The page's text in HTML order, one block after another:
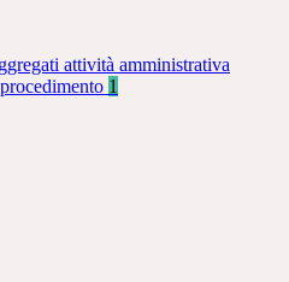
attività amministrativa
1